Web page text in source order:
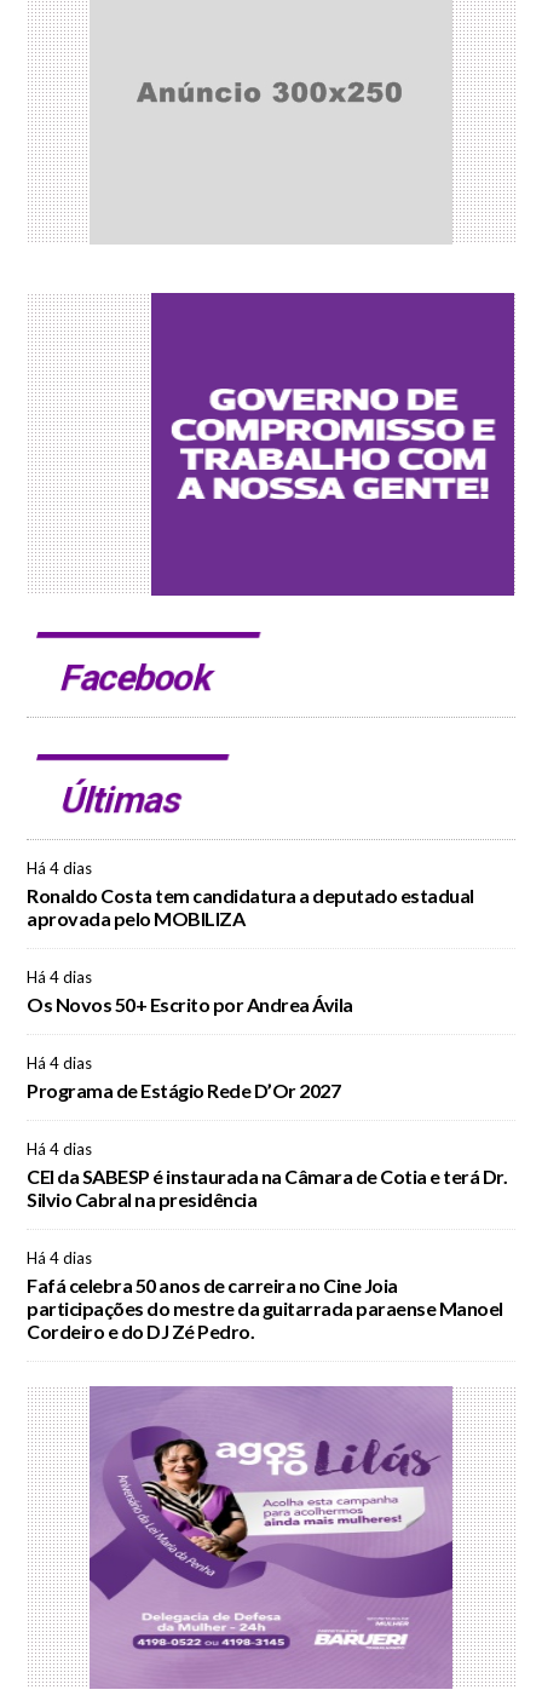
Facebook
Últimas
Há 4 dias
Ronaldo Costa tem candidatura a deputado estadual
aprovada pelo MOBILIZA
Há 4 dias
Os Novos 50+ Escrito por Andrea Ávila
Há 4 dias
Programa de Estágio Rede D’Or 2027
Há 4 dias
CEI da SABESP é instaurada na Câmara de Cotia e terá Dr.
Silvio Cabral na presidência
Há 4 dias
Fafá celebra 50 anos de carreira no Cine Joia
participações do mestre da guitarrada paraense Manoel
Cordeiro e do DJ Zé Pedro.